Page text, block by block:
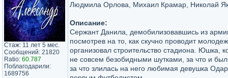
Стаж: 11 лет 5 мес.
Сообщений: 21820
Ratio: 60.787
Поблагодарили:
1689756
Людмила Орлова, Михаил Крамар, Николай
Описание:
Сержант Данила, демобилизовавшись из
посмотрев на то, как скучно проводит
организовал строительство стадиона. Юшка,
не совсем безобидными шутками, за что и
за что злилась на него любимая девушка